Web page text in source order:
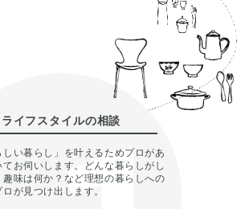
ライフスタイルの相談
しい暮らし」を叶えるためプロがあ
てお伺いします。どんな暮らしがし
趣味は何か？など理想の暮らしへの
が見つけ出します。